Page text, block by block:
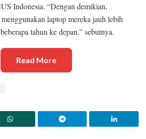
Indonesia. “Dengan demikian,
laptop mereka jauh lebih
tahun ke depan,” sebutnya.
Read More